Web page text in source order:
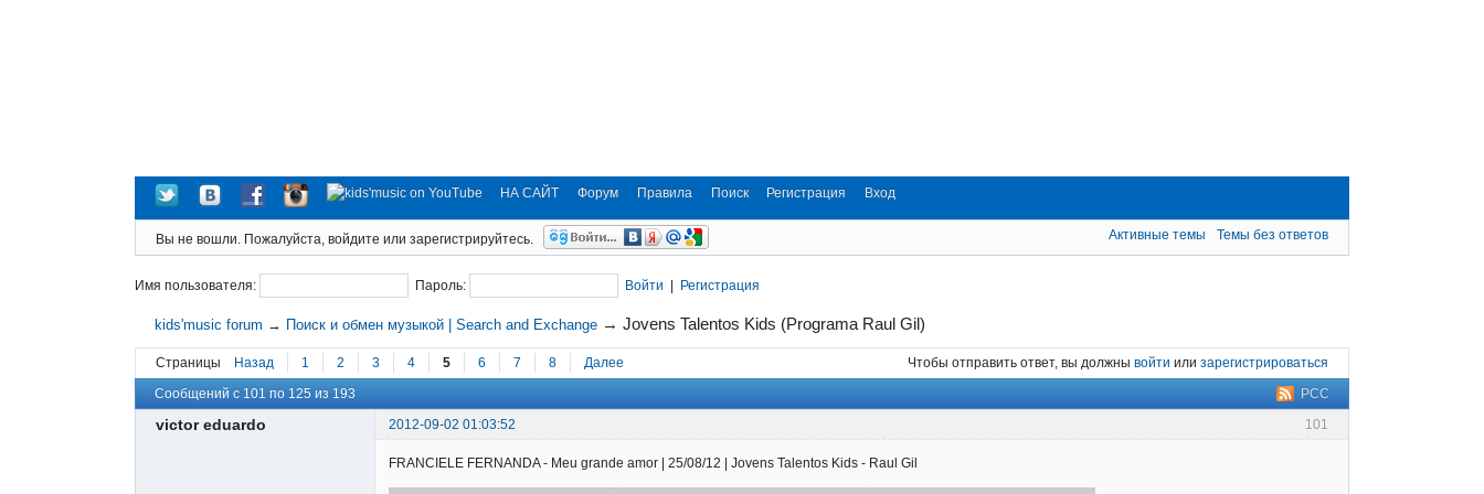
НА САЙТ Форум Правила Поиск Регистрация Вход
Вы не вошли. Пожалуйста, войдите или зарегистрируйтесь. Активные темы Темы без ответов
Имя пользователя: Пароль: Войти | Регистрация
kids'music forum → Поиск и обмен музыкой | Search and Exchange →Jovens Talentos Kids (Programa Raul Gil)
Страницы Назад 1 2 3 4 5 6 7 8 Далее Чтобы отправить ответ, вы должны войти или зарегистрироваться
РСС
Сообщений с 101 по 125 из 193
101
victor eduardo 2012-09-02 01:03:52
FRANCIELE FERNANDA - Meu grande amor | 25/08/12 | Jovens Talentos Kids - Raul Gil